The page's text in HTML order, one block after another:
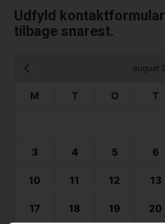
Udfyld
tilbage snarest.
august
M T O T
3 4 5 6
10 11 12 13
17 18 19 20